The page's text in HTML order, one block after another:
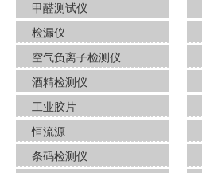
甲醛测试仪
检漏仪
空气负离子检测仪
酒​精检测仪
工业胶片
恒流源
条码检测仪